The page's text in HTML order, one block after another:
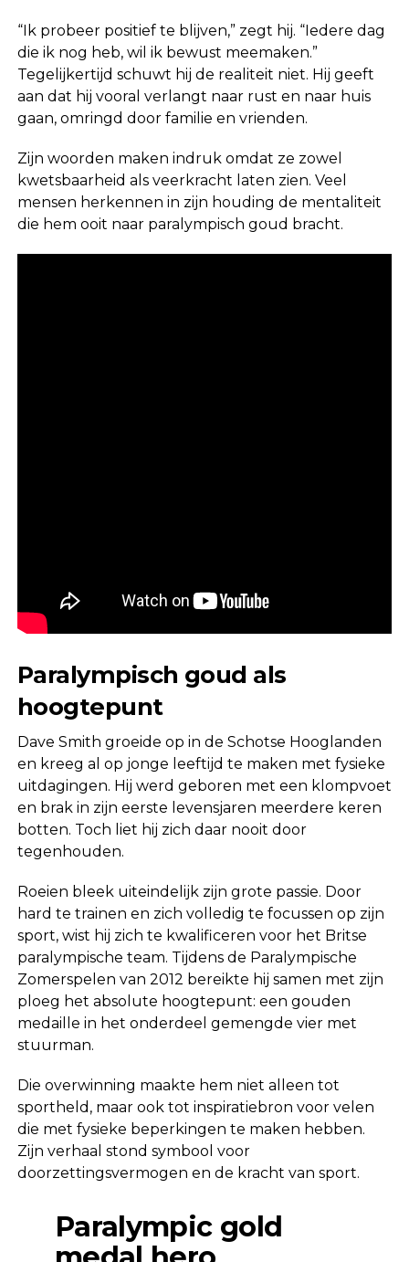
“Ik probeer positief te blijven,” zegt hij. “Iedere dag
die ik nog heb, wil ik bewust meemaken.”
Tegelijkertijd schuwt hij de realiteit niet. Hij geeft
aan dat hij vooral verlangt naar rust en naar huis
gaan, omringd door familie en vrienden.
Zijn woorden maken indruk omdat ze zowel
kwetsbaarheid als veerkracht laten zien. Veel
mensen herkennen in zijn houding de mentaliteit
die hem ooit naar paralympisch goud bracht.
Paralympisch goud als
hoogtepunt
Dave Smith groeide op in de Schotse Hooglanden
en kreeg al op jonge leeftijd te maken met fysieke
uitdagingen. Hij werd geboren met een klompvoet
en brak in zijn eerste levensjaren meerdere keren
botten. Toch liet hij zich daar nooit door
tegenhouden.
Roeien bleek uiteindelijk zijn grote passie. Door
hard te trainen en zich volledig te focussen op zijn
sport, wist hij zich te kwalificeren voor het Britse
paralympische team. Tijdens de Paralympische
Zomerspelen van 2012 bereikte hij samen met zijn
ploeg het absolute hoogtepunt: een gouden
medaille in het onderdeel gemengde vier met
stuurman.
Die overwinning maakte hem niet alleen tot
sportheld, maar ook tot inspiratiebron voor velen
die met fysieke beperkingen te maken hebben.
Zijn verhaal stond symbool voor
doorzettingsvermogen en de kracht van sport.
Paralympic gold